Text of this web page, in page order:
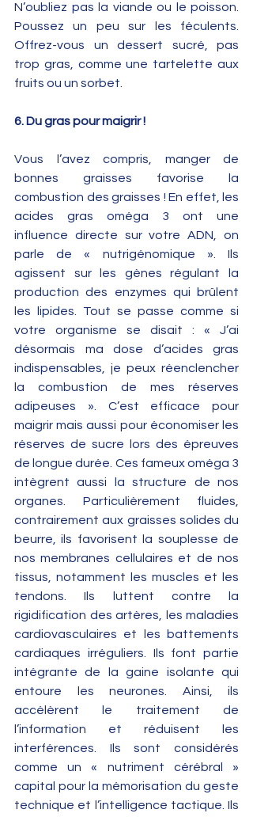
N’oubliez pas la viande ou le poisson.
Poussez un peu sur les féculents.
Offrez-vous un dessert sucré, pas
trop gras, comme une tartelette aux
fruits ou un sorbet.
6. Du gras pour maigrir !
Vous l’avez compris, manger de
bonnes graisses favorise la
combustion des graisses ! En effet, les
acides gras oméga 3 ont une
influence directe sur votre ADN, on
parle de « nutrigénomique ». Ils
agissent sur les gènes régulant la
production des enzymes qui brûlent
les lipides. Tout se passe comme si
votre organisme se disait : « J’ai
désormais ma dose d’acides gras
indispensables, je peux réenclencher
la combustion de mes réserves
adipeuses ». C’est efficace pour
maigrir mais aussi pour économiser les
réserves de sucre lors des épreuves
de longue durée. Ces fameux oméga 3
intègrent aussi la structure de nos
organes. Particulièrement fluides,
contrairement aux graisses solides du
beurre, ils favorisent la souplesse de
nos membranes cellulaires et de nos
tissus, notamment les muscles et les
tendons. Ils luttent contre la
rigidification des artères, les maladies
cardiovasculaires et les battements
cardiaques irréguliers. Ils font partie
intégrante de la gaine isolante qui
entoure les neurones. Ainsi, ils
accélèrent le traitement de
l’information et réduisent les
interférences. Ils sont considérés
comme un « nutriment cérébral »
capital pour la mémorisation du geste
technique et l’intelligence tactique. Ils